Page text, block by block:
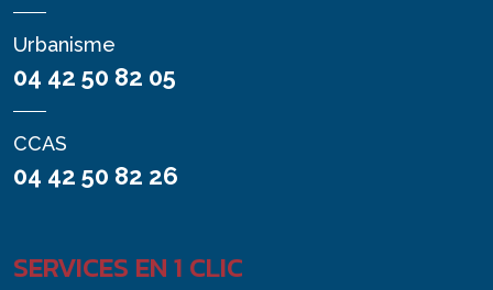
Urbanisme
04 42 50 82 05
CCAS
04 42 50 82 26
SERVICES EN 1 CLIC